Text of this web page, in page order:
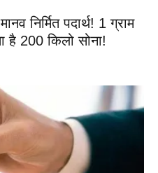
निर्मित पदार्थ! 1 ग्राम
है 200 किलो सोना!